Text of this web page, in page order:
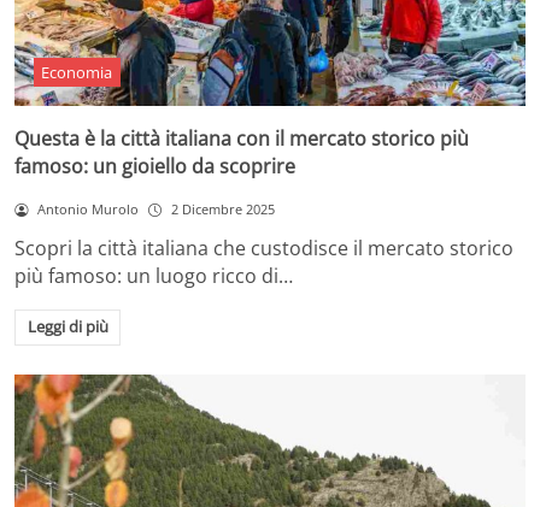
Economia
Questa è la città italiana con il mercato storico più
famoso: un gioiello da scoprire
Antonio Murolo 2 Dicembre 2025
Scopri la città italiana che custodisce il mercato storico
più famoso: un luogo ricco di…
Leggi di più